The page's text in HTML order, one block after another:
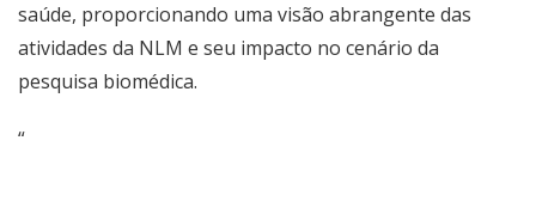
saúde, proporcionando uma visão abrangente das
atividades da NLM e seu impacto no cenário da
pesquisa biomédica.
“